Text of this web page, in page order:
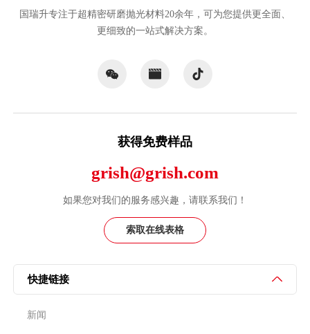
国瑞升专注于超精密研磨抛光材料20余年，可为您提供更全面、
更细致的一站式解决方案。
获得免费样品
grish@grish.com
如果您对我们的服务感兴趣，请联系我们！
索取在线表格
快捷链接
新闻